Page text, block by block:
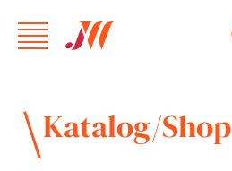
Katalog/Shop